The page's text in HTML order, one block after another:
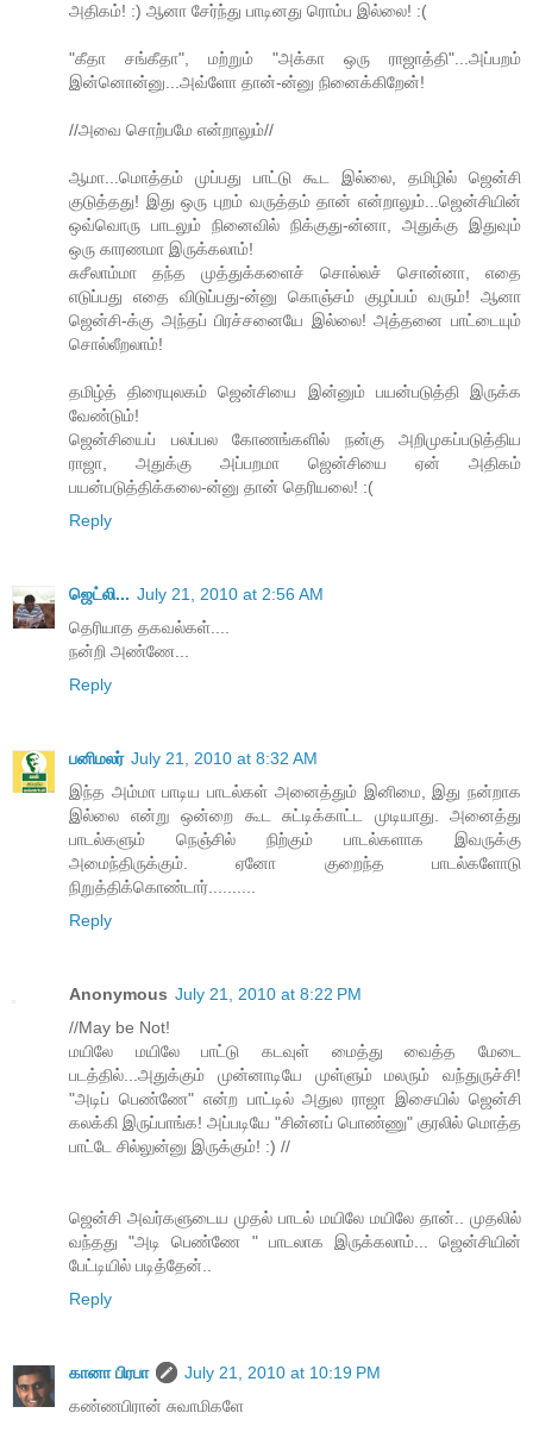
அதிகம்! :) ஆனா சேர்ந்து பாடினது ரொம்ப இல்லை! :(
"கீதா சங்கீதா", மற்றும் "அக்கா ஒரு ராஜாத்தி"...அப்பறம்
இன்னொன்னு...அவ்ளோ தான்-ன்னு நினைக்கிறேன்!
//அவை சொற்பமே என்றாலும்//
ஆமா...மொத்தம் முப்பது பாட்டு கூட இல்லை, தமிழில் ஜென்சி
குடுத்தது! இது ஒரு புறம் வருத்தம் தான் என்றாலும்...ஜென்சியின்
ஒவ்வொரு பாடலும் நினைவில் நிக்குது-ன்னா, அதுக்கு இதுவும்
ஒரு காரணமா இருக்கலாம்!
சுசீலாம்மா தந்த முத்துக்களைச் சொல்லச் சொன்னா, எதை
எடுப்பது எதை விடுப்பது-ன்னு கொஞ்சம் குழப்பம் வரும்! ஆனா
ஜென்சி-க்கு அந்தப் பிரச்சனையே இல்லை! அத்தனை பாட்டையும்
சொல்லீறலாம்!
தமிழ்த் திரையுலகம் ஜென்சியை இன்னும் பயன்படுத்தி இருக்க
வேண்டும்!
ஜென்சியைப் பலப்பல கோணங்களில் நன்கு அறிமுகப்படுத்திய
ராஜா, அதுக்கு அப்பறமா ஜென்சியை ஏன் அதிகம்
பயன்படுத்திக்கலை-ன்னு தான் தெரியலை! :(
Reply
ஜெட்லி... July 21, 2010 at 2:56 AM
தெரியாத தகவல்கள்....
நன்றி அண்ணே...
Reply
பனிமலர் July 21, 2010 at 8:32 AM
இந்த அம்மா பாடிய பாடல்கள் அனைத்தும் இனிமை, இது நன்றாக
இல்லை என்று ஒன்றை கூட சுட்டிக்காட்ட முடியாது. அனைத்து
பாடல்களும் நெஞ்சில் நிற்கும் பாடல்களாக இவருக்கு
அமைந்திருக்கும். ஏனோ குறைந்த பாடல்களோடு
நிறுத்திக்கொண்டார்..........
Reply
Anonymous July 21, 2010 at 8:22 PM
//May be Not!
மயிலே மயிலே பாட்டு கடவுள் மைத்து வைத்த மேடை
படத்தில்...அதுக்கும் முன்னாடியே முள்ளும் மலரும் வந்துருச்சி!
"அடிப் பெண்ணே" என்ற பாட்டில் அதுல ராஜா இசையில் ஜென்சி
கலக்கி இருப்பாங்க! அப்படியே "சின்னப் பொண்ணு" குரலில் மொத்த
பாட்டே சில்லுன்னு இருக்கும்! :) //
ஜென்சி அவர்களுடைய முதல் பாடல் மயிலே மயிலே தான்.. முதலில்
வந்தது "அடி பெண்ணே " பாடலாக இருக்கலாம்... ஜென்சியின்
பேட்டியில் படித்தேன்..
Reply
கானா பிரபா
July 21, 2010 at 10:19 PM
கண்ணபிரான் சுவாமிகளே